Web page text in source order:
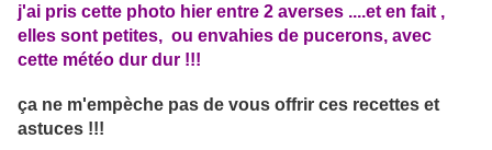
j'ai pris cette photo hier entre 2 averses ....et en fait ,
elles sont petites, ou envahies de pucerons, avec
cette météo dur dur !!!
ça ne m'empèche pas de vous offrir ces recettes et
astuces !!!